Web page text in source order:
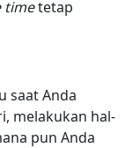
timetetap
saat Anda
melakukan hal-
pun Anda